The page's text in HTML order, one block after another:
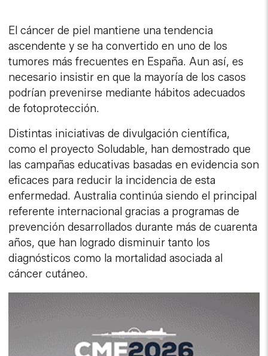
El cáncer de piel mantiene una tendencia
ascendente y se ha convertido en uno de los
tumores más frecuentes en España. Aun así, es
necesario insistir en que la mayoría de los casos
podrían prevenirse mediante hábitos adecuados
de fotoprotección.
Distintas iniciativas de divulgación científica,
como el proyecto Soludable, han demostrado que
las campañas educativas basadas en evidencia son
eficaces para reducir la incidencia de esta
enfermedad. Australia continúa siendo el principal
referente internacional gracias a programas de
prevención desarrollados durante más de cuarenta
años, que han logrado disminuir tanto los
diagnósticos como la mortalidad asociada al
cáncer cutáneo.